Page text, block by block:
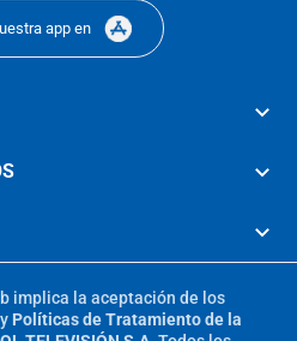
app en
implica la aceptación de los
Políticas de Tratamiento de la